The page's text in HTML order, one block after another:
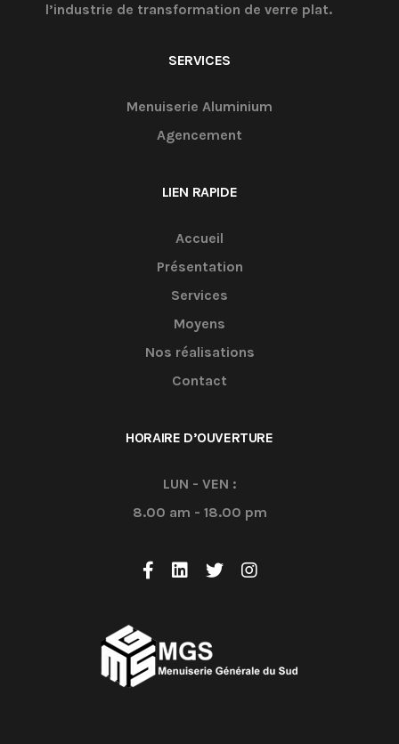
l’industrie de transformation de verre plat.
SERVICES
Menuiserie Aluminium
Agencement
LIEN RAPIDE
Accueil
Présentation
Services
Moyens
Nos réalisations
Contact
HORAIRE D’OUVERTURE
LUN - VEN :
8.00 am - 18.00 pm